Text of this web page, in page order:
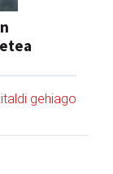
gehiago